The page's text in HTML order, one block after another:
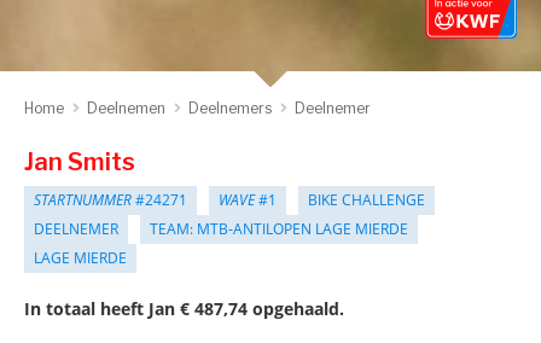
Home Deelnemen Deelnemers Deelnemer
Jan Smits
STARTNUMMER#24271 WAVE#1
BIKE CHALLENGE
DEELNEMER
TEAM: MTB-ANTILOPEN LAGE MIERDE
LAGE MIERDE
In totaal heeft Jan € 487,74 opgehaald.